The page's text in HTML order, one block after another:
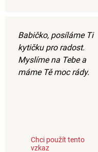
Babičko, posíláme Ti
kytičku pro radost.
Myslíme na Tebe a
máme Tě moc rády.
Chci použít tento
vzkaz